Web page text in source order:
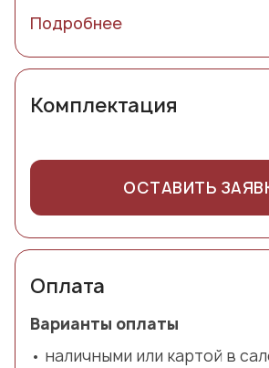
Подробнее
Комплектация
ОСТАВИТЬ
Оплата
Варианты оплаты
наличными или картой в